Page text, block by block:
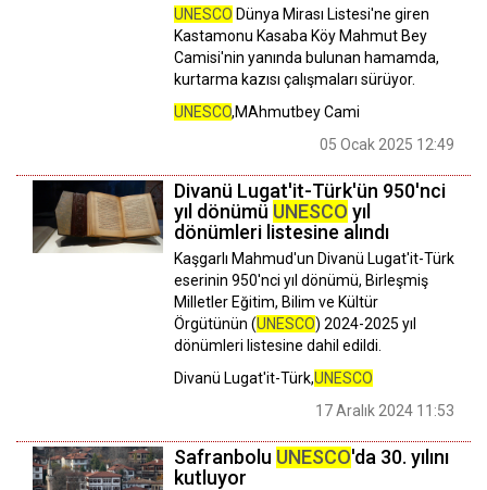
UNESCO Dünya Mirası Listesi'ne giren
Kastamonu Kasaba Köy Mahmut Bey
Camisi'nin yanında bulunan hamamda,
kurtarma kazısı çalışmaları sürüyor.
UNESCO,MAhmutbey Cami
05 Ocak 2025 12:49
Divanü Lugat'it-Türk'ün 950'nci
yıl dönümü UNESCO yıl
dönümleri listesine alındı
Kaşgarlı Mahmud'un Divanü Lugat'it-Türk
eserinin 950'nci yıl dönümü, Birleşmiş
Milletler Eğitim, Bilim ve Kültür
Örgütünün (UNESCO) 2024-2025 yıl
dönümleri listesine dahil edildi.
Divanü Lugat'it-Türk,UNESCO
17 Aralık 2024 11:53
Safranbolu UNESCO'da 30. yılını
kutluyor